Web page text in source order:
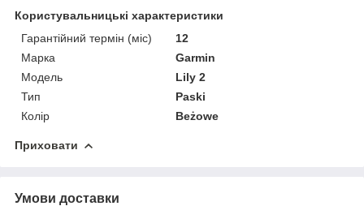
Користувальницькі характеристики
Гарантійний термін (міс)
12
Марка
Garmin
Мoдель
Lily 2
Тип
Paski
Колір
Beżowe
Приховати
Умови доставки